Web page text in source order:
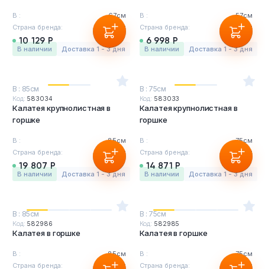
В :
67см
Страна бренда:
Бельгия
10 129 Р
в наличии Доставка 1 - 3 дня
В :
57см
Страна бренда:
Бельгия
6 998 Р
в наличии Доставка 1 - 3 дня
В : 85см
Код: 583034
Калатея крупнолистная в
горшке
В :
85см
Страна бренда:
Бельгия
19 807 Р
в наличии Доставка 1 - 3 дня
В : 75см
Код: 583033
Калатея крупнолистная в
горшке
В :
75см
Страна бренда:
Бельгия
14 871 Р
в наличии Доставка 1 - 3 дня
В : 85см
Код: 582986
Калатея в горшке
В :
85см
Страна бренда:
Бельгия
В : 75см
Код: 582985
Калатея в горшке
В :
75см
Страна бренда:
Бельгия